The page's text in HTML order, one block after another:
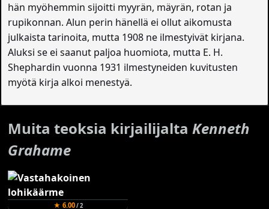
hän myöhemmin sijoitti myyrän, mäyrän, rotan ja
rupikonnan. Alun perin hänellä ei ollut aikomusta
julkaista tarinoita, mutta 1908 ne ilmestyivät kirjana.
Aluksi se ei saanut paljoa huomiota, mutta E. H.
Shephardin vuonna 1931 ilmestyneiden kuvitusten
myötä kirja alkoi menestyä.
Muita teoksia kirjailijaltaKenneth
Grahame
★ 6.00/ 2